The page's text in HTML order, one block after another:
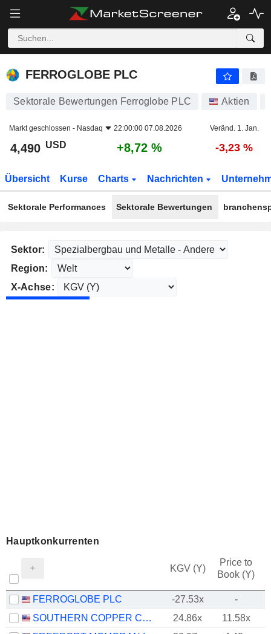
FERROGLOBE PLC
FERROGLOBE PLC
Sektorale Bewertungen Ferroglobe PLC Aktien
Markt geschlossen - Nasdaq 22:00:00 07.08.2026 Veränd. 1. Jan.
4,490 USD +8,72 % -3,23 %
Übersicht Kurse Charts Nachrichten
Sektorale Performances Sektorale Bewertungen
Sektor:
Region:
X-Achse:
Hauptkonkurrenten
KGV (Y)
Price to
Book (Y)
FERROGLOBE PLC -27.53x
-
SOUTHERN COPPER CORPORATION
24.86x
11.58x